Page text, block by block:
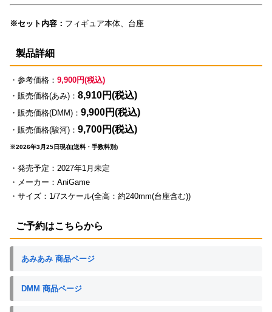
※セット内容： フィギュア本体、台座
製品詳細
・参考価格： 9,900円(税込)
・販売価格(あみ)： 8,910円(税込)
・販売価格(DMM)： 9,900円(税込)
・販売価格(駿河)： 9,700円(税込)
※2026年3月25日現在(送料・手数料別)
・発売予定：2027年1月未定
・メーカー：AniGame
・サイズ：1/7スケール(全高：約240mm(台座含む))
ご予約はこちらから
あみあみ 商品ページ
DMM 商品ページ